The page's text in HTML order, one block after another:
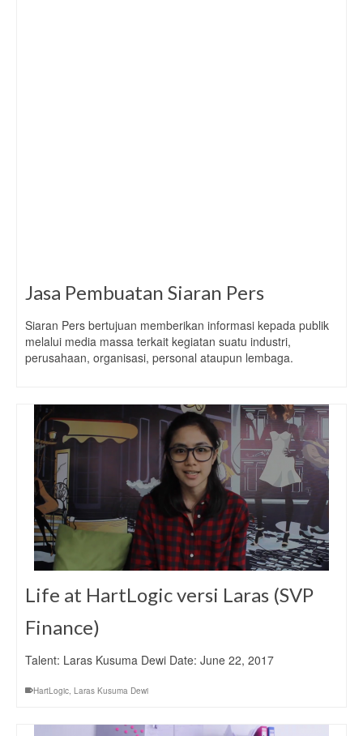
Jasa Pembuatan Siaran Pers
Siaran Pers bertujuan memberikan informasi kepada publik
melalui media massa terkait kegiatan suatu industri,
perusahaan, organisasi, personal ataupun lembaga.
Life at HartLogic versi Laras (SVP
Finance)
Talent: Laras Kusuma Dewi Date: June 22, 2017
HartLogic Laras Kusuma Dewi